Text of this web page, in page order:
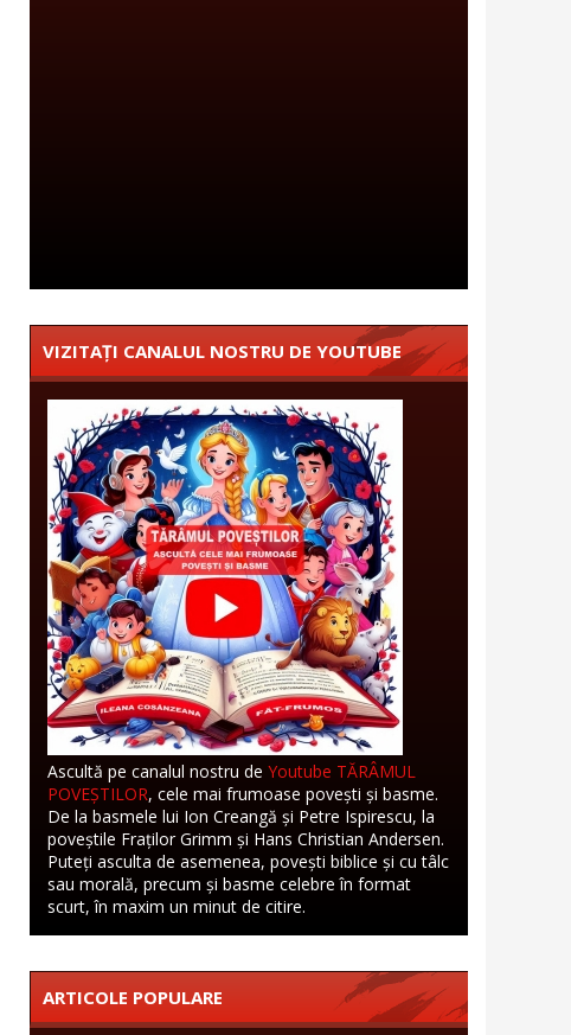
VIZITAȚI CANALUL NOSTRU DE YOUTUBE
Ascultă pe canalul nostru de Youtube TĂRÂMUL
POVEȘTILOR, cele mai frumoase povești și basme.
De la basmele lui Ion Creangă și Petre Ispirescu, la
poveștile Fraților Grimm și Hans Christian Andersen.
Puteți asculta de asemenea, povești biblice și cu tâlc
sau morală, precum și basme celebre în format
scurt, în maxim un minut de citire.
ARTICOLE POPULARE